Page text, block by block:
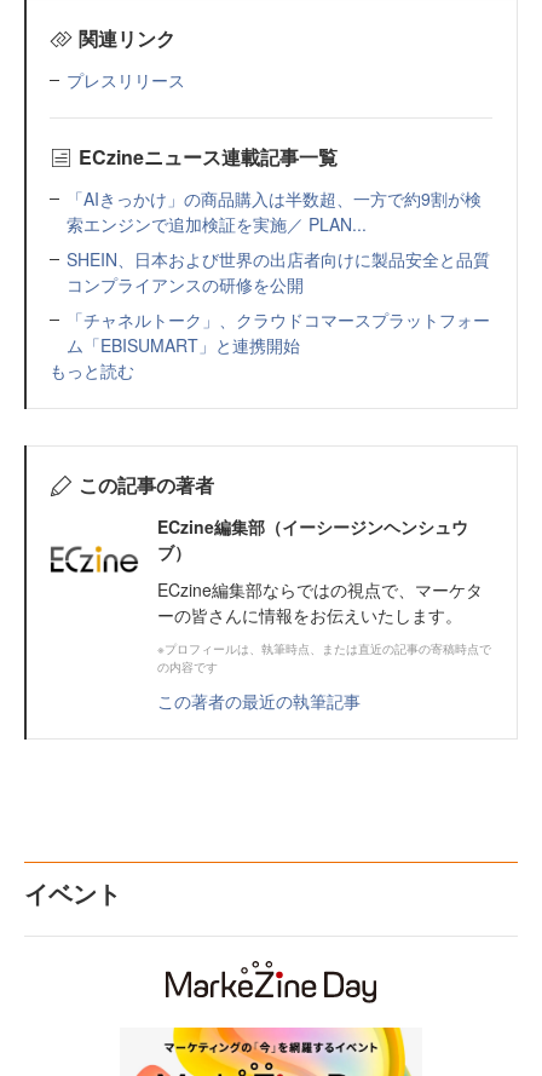
関連リンク
プレスリリース
ECzineニュース連載記事一覧
「AIきっかけ」の商品購入は半数超、一方で約9割が検
索エンジンで追加検証を実施／ PLAN...
SHEIN、日本および世界の出店者向けに製品安全と品質
コンプライアンスの研修を公開
「チャネルトーク」、クラウドコマースプラットフォー
ム「EBISUMART」と連携開始
もっと読む
この記事の著者
ECzine編集部（イーシージンヘンシュウ
ブ）
ECzine編集部ならではの視点で、マーケタ
ーの皆さんに情報をお伝えいたします。
※プロフィールは、執筆時点、または直近の記事の寄稿時点で
の内容です
この著者の最近の執筆記事
イベント